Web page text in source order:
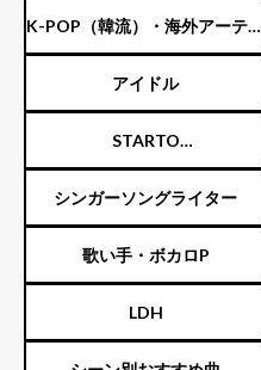
K-POP（韓流）・海外アーティ
スト
アイドル
STARTO
ENTERTAINMENT（旧ジャニ
ーズ）
シンガーソングライター
歌い手・ボカロP
LDH